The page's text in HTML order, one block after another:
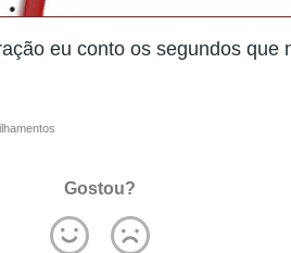
eu conto os segundos que
Gostou?